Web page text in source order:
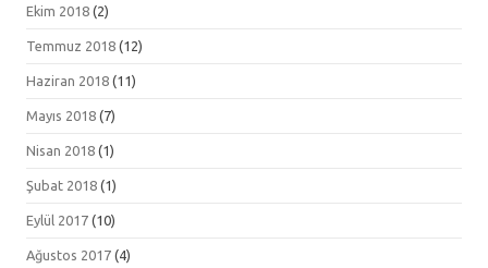
Ekim 2018 (2)
Temmuz 2018 (12)
Haziran 2018 (11)
Mayıs 2018 (7)
Nisan 2018 (1)
Şubat 2018 (1)
Eylül 2017 (10)
Ağustos 2017 (4)